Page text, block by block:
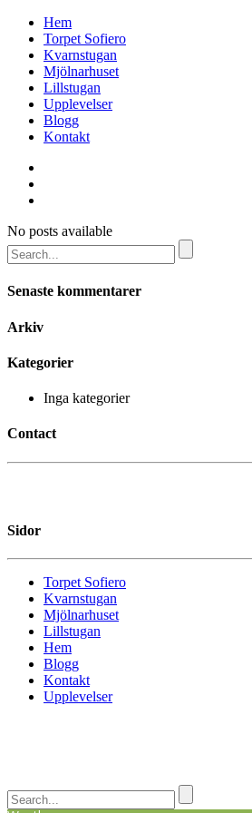
Hem
Torpet Sofiero
Kvarnstugan
Mjölnarhuset
Lillstugan
Upplevelser
Blogg
Kontakt
No posts available
Senaste kommentarer
Arkiv
Kategorier
Inga kategorier
Contact
Sidor
Torpet Sofiero
Kvarnstugan
Mjölnarhuset
Lillstugan
Hem
Blogg
Kontakt
Upplevelser